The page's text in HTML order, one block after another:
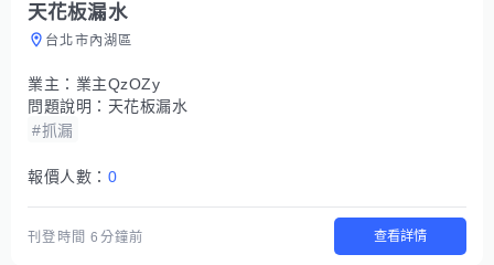
天花板漏水
台北市內湖區
業主： 業主QzOZy
問題說明： 天花板漏水
#抓漏
報價人數： 0
刊登時間6分鐘前 查看詳情